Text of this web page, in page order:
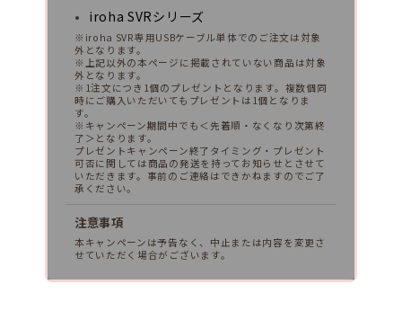
iroha SVRシリーズ
※iroha SVR専用USBケーブル単体でのご注文は対象
外となります。
※上記以外の本ページに掲載されていない商品は対象
外となります。
※1注文につき1個のプレゼントとなります。複数個同
時にご購入いただいてもプレゼントは1個となりま
す。
※キャンペーン期間中でも＜先着順・なくなり次第終
了＞となります。
プレゼントキャンペーン終了タイミング・プレゼント
可否に関しては商品の発送を持ってお知らせとさせて
いただきます。事前のご連絡はできかねますのでご了
承ください。
注意事項
本キャンペーンは予告なく、中止または内容を変更さ
せていただく場合がございます。